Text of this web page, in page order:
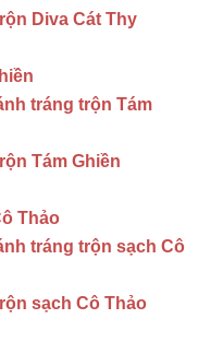
Diva Cát Thy
tráng trộn Tám
Tám Ghiền
Thảo
tráng trộn sạch Cô
sạch Cô Thảo